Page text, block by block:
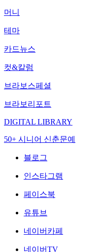
머니
테마
카드뉴스
컷&칼럼
브라보스페셜
브라보리포트
DIGITAL LIBRARY
50+ 시니어 신춘문예
블로그
인스타그램
페이스북
유튜브
네이버카페
네이버TV